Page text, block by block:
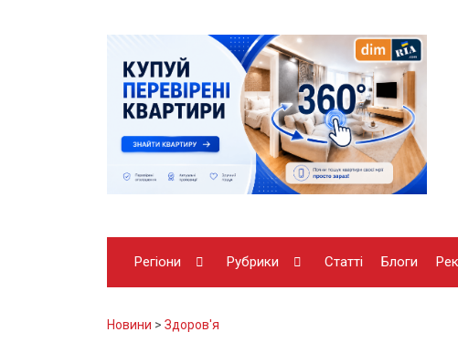
Регіони Рубрики Статті Блоги
Новини > Здоров'я